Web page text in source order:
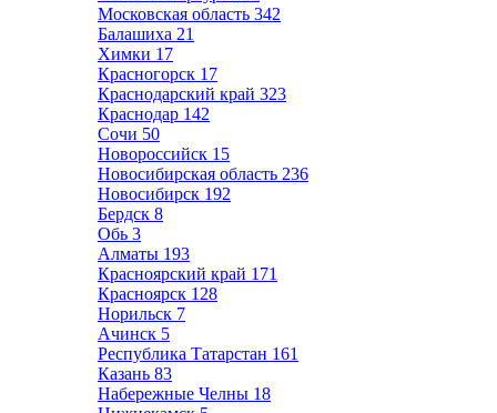
Московская область 342
Балашиха 21
Химки 17
Красногорск 17
Краснодарский край 323
Краснодар 142
Сочи 50
Новороссийск 15
Новосибирская область 236
Новосибирск 192
Бердск 8
Обь 3
Алматы 193
Красноярский край 171
Красноярск 128
Норильск 7
Ачинск 5
Республика Татарстан 161
Казань 83
Набережные Челны 18